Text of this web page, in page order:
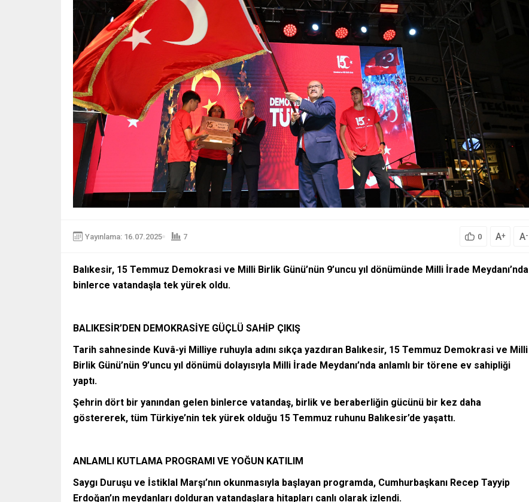
Yayınlama: 16.07.2025 7 0 A+ A-
Balıkesir, 15 Temmuz Demokrasi ve Milli Birlik Günü’nün 9’uncu yıl dönümünde Milli İrade Meydanı’nda
binlerce vatandaşla tek yürek oldu.
BALIKESİR’DEN DEMOKRASİYE GÜÇLÜ SAHİP ÇIKIŞ
Tarih sahnesinde Kuvâ-yi Milliye ruhuyla adını sıkça yazdıran Balıkesir, 15 Temmuz Demokrasi ve Milli
Birlik Günü’nün 9’uncu yıl dönümü dolayısıyla Milli İrade Meydanı’nda anlamlı bir törene ev sahipliği
yaptı.
Şehrin dört bir yanından gelen binlerce vatandaş, birlik ve beraberliğin gücünü bir kez daha
göstererek, tüm Türkiye’nin tek yürek olduğu 15 Temmuz ruhunu Balıkesir’de yaşattı.
ANLAMLI KUTLAMA PROGRAMI VE YOĞUN KATILIM
Saygı Duruşu ve İstiklal Marşı’nın okunmasıyla başlayan programda, Cumhurbaşkanı Recep Tayyip
Erdoğan’ın meydanları dolduran vatandaşlara hitapları canlı olarak izlendi.